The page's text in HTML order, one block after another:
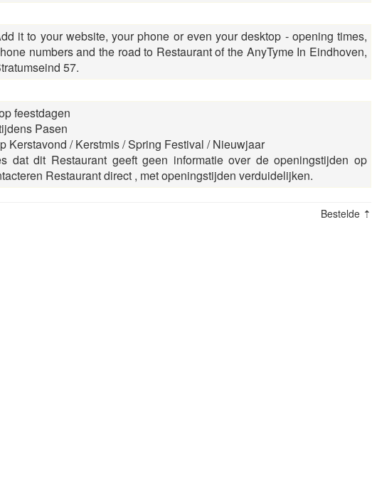
it to your website, your phone or even your desktop - opening times,
numbers and the road to Restaurant of the AnyTyme In Eindhoven,
57.
feestdagen
Pasen
Kerstavond / Kerstmis / Spring Festival / Nieuwjaar
dat dit Restaurant geeft geen informatie over de openingstijden op
Restaurant direct , met openingstijden verduidelijken.
Bestelde ⇡